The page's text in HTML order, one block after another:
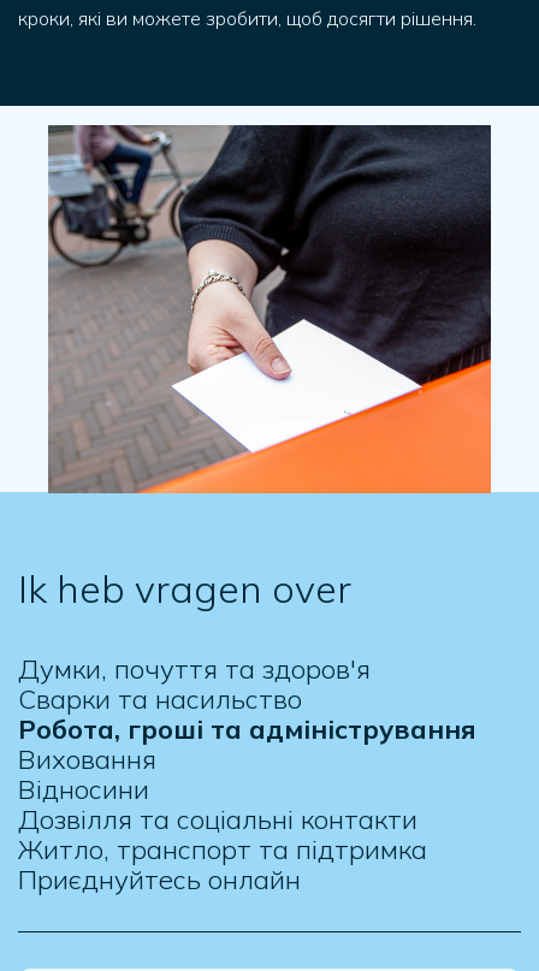
кроки, які ви можете зробити, щоб досягти рішення.
Ik heb vragen over
Думки, почуття та здоров'я
Сварки та насильство
Робота, гроші та адміністрування
Виховання
Відносини
Дозвілля та соціальні контакти
Житло, транспорт та підтримка
Приєднуйтесь онлайн